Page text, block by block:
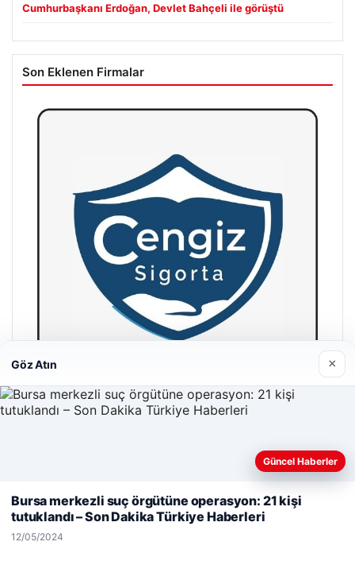
Cumhurbaşkanı Erdoğan, Devlet Bahçeli ile görüştü
Son Eklenen Firmalar
Hastaş Beton
Web sitemizi nasıl kullandığınızı daha iyi anlayabilmek,
kullanıyoruz.Çerez Politikamız
Göz Atın ×
Güncel Haberler
Bursa merkezli suç örgütüne operasyon: 21 kişi
tutuklandı – Son Dakika Türkiye Haberleri
12/05/2024